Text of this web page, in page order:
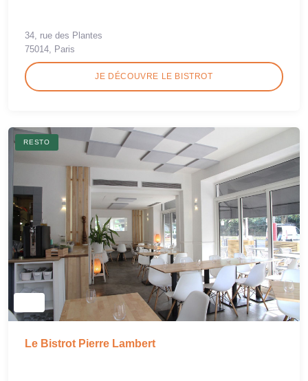
34, rue des Plantes
75014, Paris
JE DÉCOUVRE LE BISTROT
RESTO
Le Bistrot Pierre Lambert